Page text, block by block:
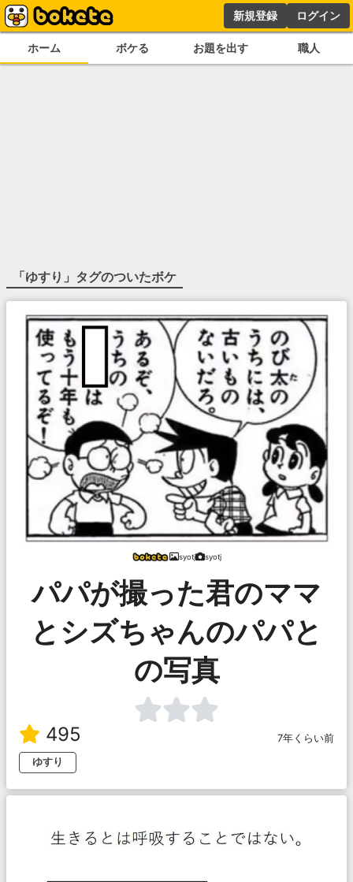
新規登録 ログイン
ホーム ボケる お題を出す 職人
「ゆすり 」タグのついたボケ
syotj syotj
パパが撮った君のママ
とシズちゃんのパパと
の写真
495
7年くらい前
ゆすり